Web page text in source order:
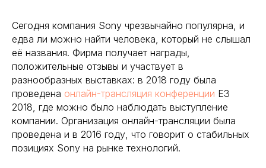
Сегодня компания Sony чрезвычайно популярна, и
едва ли можно найти человека, который не слышал
её названия. Фирма получает награды,
положительные отзывы и участвует в
разнообразных выставках: в 2018 году была
проведена онлайн-трансляция конференции E3
2018, где можно было наблюдать выступление
компании. Организация онлайн-трансляции была
проведена и в 2016 году, что говорит о стабильных
позициях Sony на рынке технологий.
КОНТАКТЫ
Адрес: г. Москва, ул. Полярная 27, к.4
Телефон: +7 (495) 500-96-73
Email: 89255009673@mail.ru
Оставить заявку